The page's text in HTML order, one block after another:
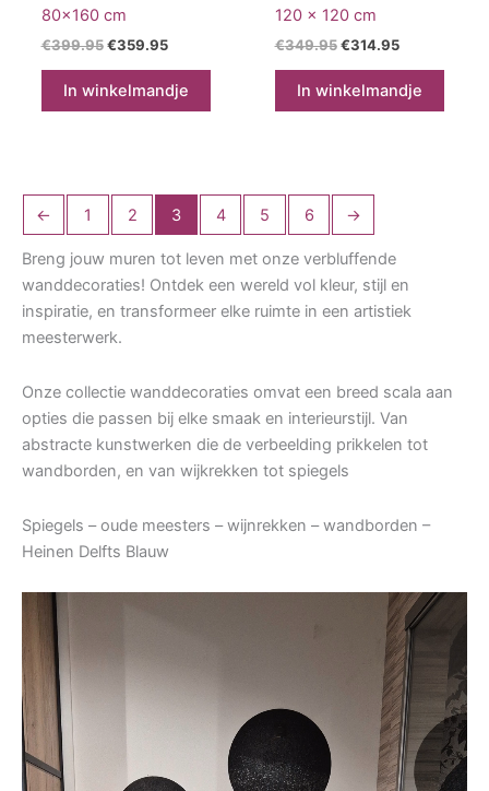
80×160 cm
€399.95 Oorspronkelijke
was:
€399.95.
€359.95Huidige
is:
€359.95.
In winkelmandje
120 x 120 cm
€349.95 Oorspronkelijke
was:
€349.95.
€314.95Huidige
is:
€314.95.
In winkelmandje
← 1 2 3 4 5 6 →
Breng jouw muren tot leven met onze verbluffende
wanddecoraties! Ontdek een wereld vol kleur, stijl en
inspiratie, en transformeer elke ruimte in een artistiek
meesterwerk.
Onze collectie wanddecoraties omvat een breed scala aan
opties die passen bij elke smaak en interieurstijl. Van
abstracte kunstwerken die de verbeelding prikkelen tot
wandborden, en van wijkrekken tot spiegels
Spiegels – oude meesters – wijnrekken – wandborden –
Heinen Delfts Blauw
Videospeler